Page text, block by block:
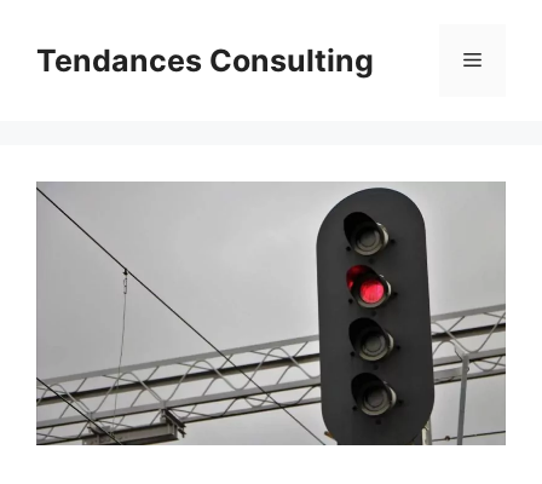
contenuTendances Consulting Menu